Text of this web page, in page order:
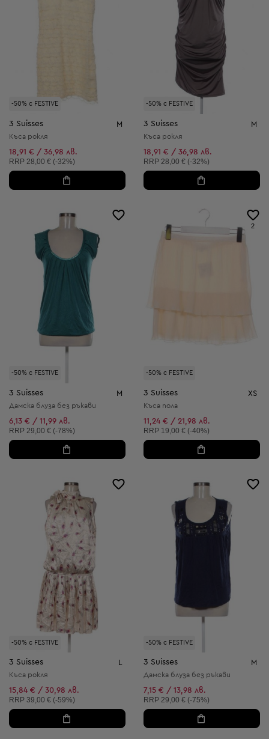
-50% с FESTIVE
3 Suisses M
Къса рокля
18,91 € / 36,98 лв.
Препоръчителна цена:
RRP 28,00 € (-32%)
-50% с FESTIVE
3 Suisses M
Къса рокля
18,91 € / 36,98 лв.
Препоръчителна цена:
RRP 28,00 € (-32%)
-50% с FESTIVE
3 Suisses M
Дамска блуза без ръкави
6,13 € / 11,99 лв.
Препоръчителна цена:
RRP 29,00 € (-78%)
-50% с FESTIVE
2
3 Suisses XS
Къса пола
11,24 € / 21,98 лв.
Препоръчителна цена:
RRP 19,00 € (-40%)
-50% с FESTIVE
3 Suisses
Къса рокля
15,84 € / 30,98 лв.
Препоръчителна цена:
RRP 39,00 € (-59%)
-50% с FESTIVE
3 Suisses M
Дамска блуза без ръкави
7,15 € / 13,98 лв.
Препоръчителна цена:
RRP 29,00 € (-75%)